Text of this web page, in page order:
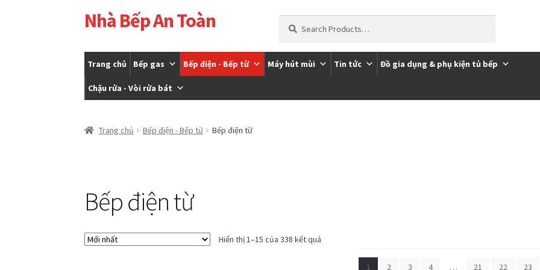
Đi
đến
hướng
Chuyển
đến
dung
Nhà Bếp An Toàn
kiếm:
Trang chủ Bếp gas Bếp điện - Bếp từ Máy hút mùi Tin tức Đồ gia dụng & phụ kiện tủ bếp
Chậu rửa - Vòi rửa bát
Trang chủ Bếp điện - Bếp từ Bếp điện từ
Bếp điện từ
Hiển thị 1–15 của 338 kết quả
1 2 3 4 … 21 22 23